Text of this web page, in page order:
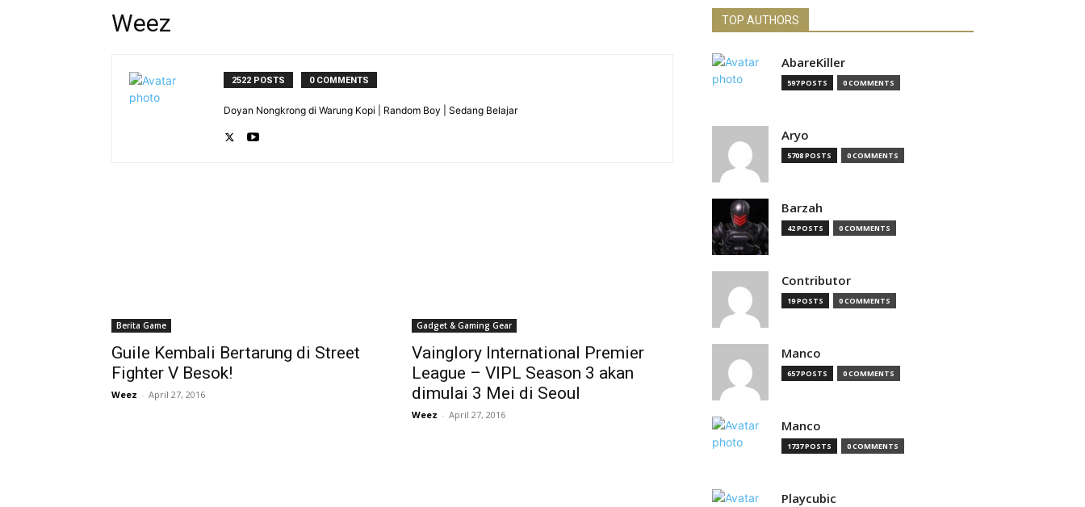
Weez
2522 POSTS 0 COMMENTS
Doyan Nongkrong di Warung Kopi | Random Boy | Sedang Belajar
Berita Game
Guile Kembali Bertarung di Street
Fighter V Besok!
Weez - April 27, 2016
Gadget & Gaming Gear
Vainglory International Premier
League – VIPL Season 3 akan
dimulai 3 Mei di Seoul
Weez - April 27, 2016
TOP AUTHORS
AbareKiller
597 POSTS 0 COMMENTS
Aryo
5708 POSTS 0 COMMENTS
Barzah
42 POSTS 0 COMMENTS
Contributor
19 POSTS 0 COMMENTS
Manco
657 POSTS 0 COMMENTS
Manco
1737 POSTS 0 COMMENTS
Playcubic